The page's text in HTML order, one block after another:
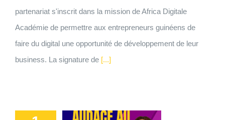
partenariat s'inscrit dans la mission de Africa Digitale
Académie de permettre aux entrepreneurs guinéens de
faire du digital une opportunité de développement de leur
business. La signature de[...]